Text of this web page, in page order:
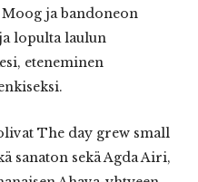
ja bandoneon
lopulta laulun
eteneminen
The day grew small
sanaton sekä Agda Airi,